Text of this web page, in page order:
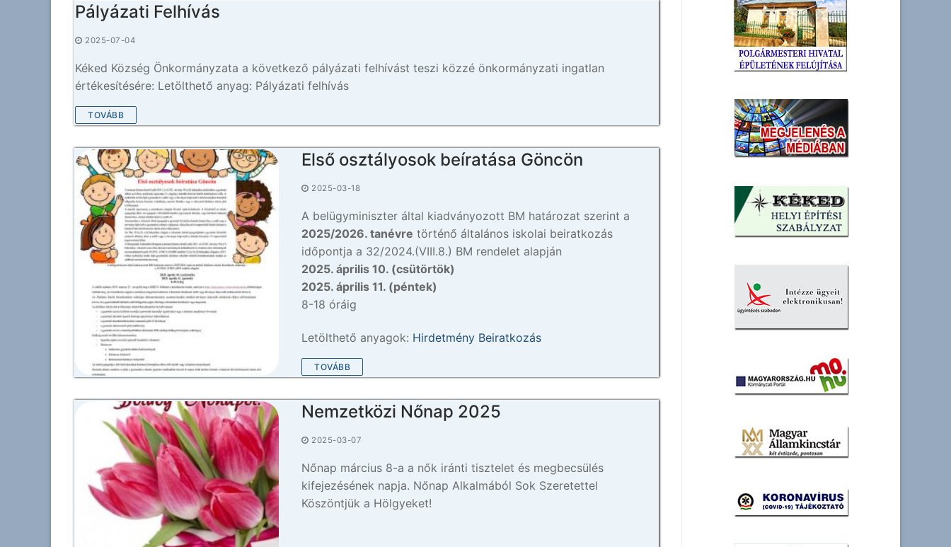
Pályázati Felhívás
2025-07-04
Kéked Község Önkormányzata a következő pályázati felhívást teszi közzé önkormányzati ingatlan
értékesítésére: Letölthető anyag: Pályázati felhívás
TOVÁBB
Első osztályosok beíratása Göncön
2025-03-18
A belügyminiszter által kiadványozott BM határozat szerint a
2025/2026. tanévre történő általános iskolai beiratkozás
időpontja a 32/2024.(VIII.8.) BM rendelet alapján
2025. április 10. (csütörtök)
2025. április 11. (péntek)
8-18 óráig
Letölthető anyagok: Hirdetmény Beiratkozás
TOVÁBB
Nemzetközi Nőnap 2025
2025-03-07
Nőnap március 8-a a nők iránti tisztelet és megbecsülés
kifejezésének napja. Nőnap Alkalmából Sok Szeretettel
Köszöntjük a Hölgyeket!